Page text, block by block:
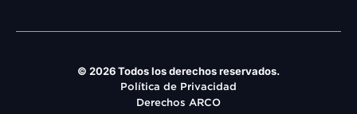
© 2026 Todos los derechos reservados.
Política de Privacidad
Derechos ARCO